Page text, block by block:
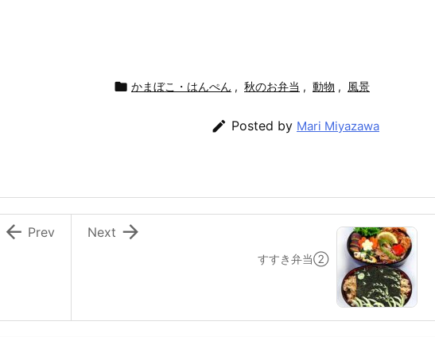
 かまぼこ・はんぺん , 秋のお弁当 , 動物 , 風景
 Posted by Mari Miyazawa
すすき弁当②

Next
 Prev